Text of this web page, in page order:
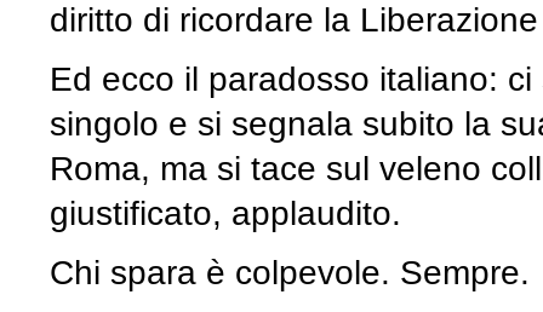
diritto di ricordare la
Ed ecco il paradosso italiano:
singolo e si segnala subito la
Roma, ma si tace sul veleno
giustificato, applaudito.
Chi spara è colpevole. Sempre.